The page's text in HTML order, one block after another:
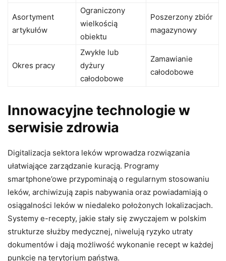
Asortyment
artykułów
Ograniczony
wielkością
obiektu
Poszerzony zbiór
magazynowy
Okres pracy
Zwykłe lub
dyżury
całodobowe
Zamawianie
całodobowe
Innowacyjne technologie w
serwisie zdrowia
Digitalizacja sektora leków wprowadza rozwiązania
ułatwiające zarządzanie kuracją. Programy
smartphone’owe przypominają o regularnym stosowaniu
leków, archiwizują zapis nabywania oraz powiadamiają o
osiągalności leków w niedaleko położonych lokalizacjach.
Systemy e-recepty, jakie stały się zwyczajem w polskim
strukturze służby medycznej, niwelują ryzyko utraty
dokumentów i dają możliwość wykonanie recept w każdej
punkcie na terytorium państwa.